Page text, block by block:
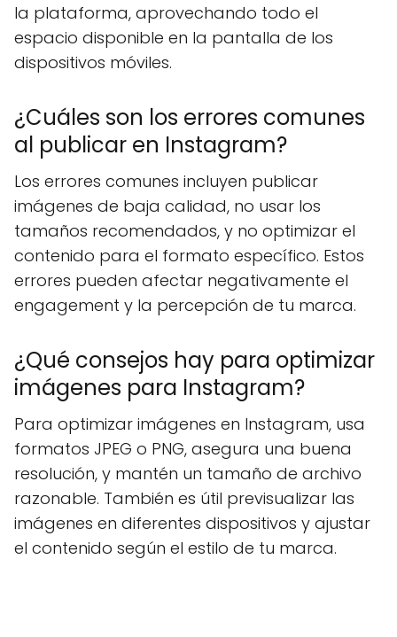
la plataforma, aprovechando todo el
espacio disponible en la pantalla de los
dispositivos móviles.
¿Cuáles son los errores comunes
al publicar en Instagram?
Los errores comunes incluyen publicar
imágenes de baja calidad, no usar los
tamaños recomendados, y no optimizar el
contenido para el formato específico. Estos
errores pueden afectar negativamente el
engagement y la percepción de tu marca.
¿Qué consejos hay para optimizar
imágenes para Instagram?
Para optimizar imágenes en Instagram, usa
formatos JPEG o PNG, asegura una buena
resolución, y mantén un tamaño de archivo
razonable. También es útil previsualizar las
imágenes en diferentes dispositivos y ajustar
el contenido según el estilo de tu marca.